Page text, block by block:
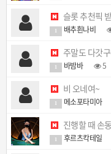
슬롯 추천픽
배추흰나비
주말도 다갓
바밤바 5
비 오네여~
메소포타미아
진행할 때 손
후르츠칵테일